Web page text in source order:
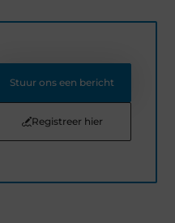
Stuur ons een bericht
Registreer hier